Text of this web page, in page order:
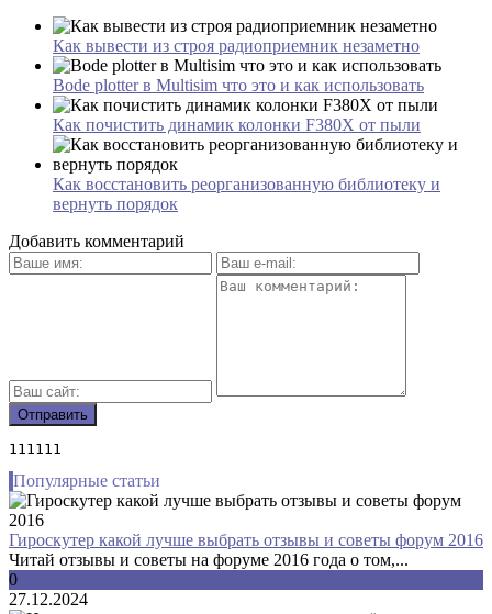
Как вывести из строя радиоприемник незаметно
Bode plotter в Multisim что это и как использовать
Как почистить динамик колонки F380X от пыли
Как восстановить реорганизованную библиотеку и
вернуть порядок
Добавить комментарий
111111
Популярные статьи
Гироскутер какой лучше выбрать отзывы и советы форум 2016
Читай отзывы и советы на форуме 2016 года о том,...
0
27.12.2024